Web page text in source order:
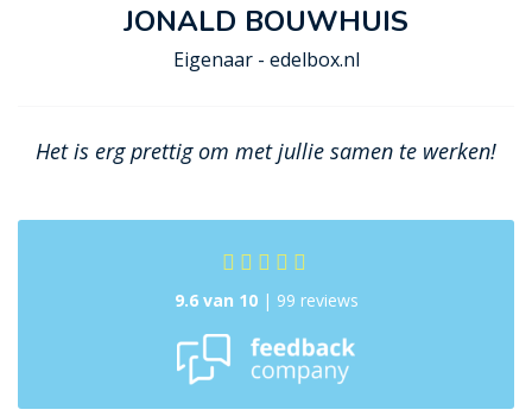
JONALD BOUWHUIS
Eigenaar - edelbox.nl
Het is erg prettig om met jullie samen te werken!
9.6 van 10| 99 reviews